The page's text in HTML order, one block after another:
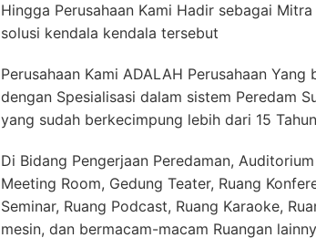
Hingga Perusahaan Kami Hadir sebagai
solusi kendala kendala tersebut
Perusahaan Kami ADALAH Perusahaan
dengan Spesialisasi dalam sistem Peredam
yang sudah berkecimpung lebih dari 15 Tahun
Di Bidang Pengerjaan Peredaman,
Meeting Room, Gedung Teater, Ruang
Seminar, Ruang Podcast, Ruang Karaoke,
mesin, dan bermacam-macam Ruangan